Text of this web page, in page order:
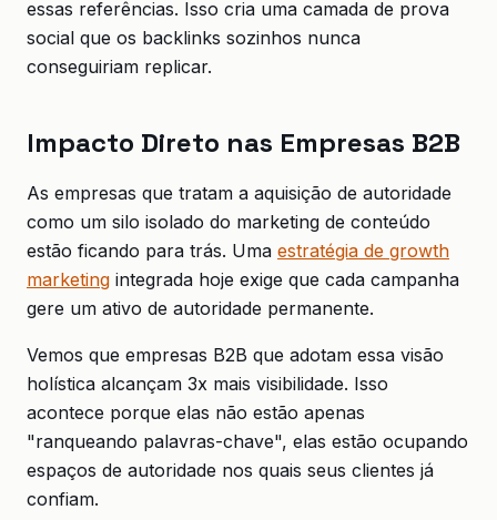
essas referências. Isso cria uma camada de prova
social que os backlinks sozinhos nunca
conseguiriam replicar.
Impacto Direto nas Empresas B2B
As empresas que tratam a aquisição de autoridade
como um silo isolado do marketing de conteúdo
estão ficando para trás. Uma estratégia de growth
marketing integrada hoje exige que cada campanha
gere um ativo de autoridade permanente.
Vemos que empresas B2B que adotam essa visão
holística alcançam 3x mais visibilidade. Isso
acontece porque elas não estão apenas
"ranqueando palavras-chave", elas estão ocupando
espaços de autoridade nos quais seus clientes já
confiam.